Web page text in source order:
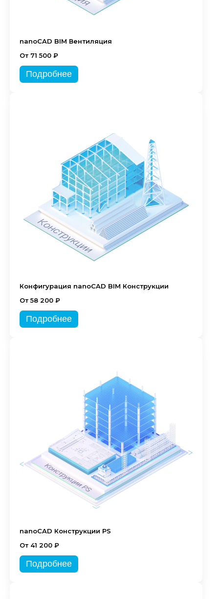
nanoCAD BIM Вентиляция
От 71 500 ₽
Подробнее
Конфигурация nanoCAD BIM Конструкции
От 58 200 ₽
Подробнее
nanoCAD Конструкции PS
От 41 200 ₽
Подробнее